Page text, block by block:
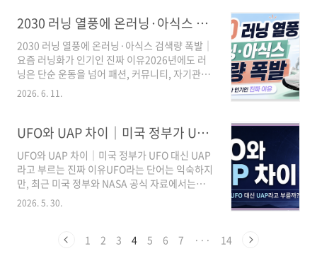
..
선택까지 바뀌고 있습니다.쉽게 말하면 이제 소
비 흐름이 “많이 먹는 소비”에서 “적게 먹고, 더
고르고, 더 관리하는 소비”로 이동하고 있습니
다.3줄 요약첫째, 위고비·마운자로 같은 비만치
료제는 식욕과 포만감에 영향을 주기 때문에 식
품·외식 소비 패턴을 바꿀 수 있습니다.둘째, 간
니다.셋째, 관련 기업을 볼 때는 단순 테마주가 아
니라 실제..
2030 러닝 열풍에 온러닝·아식스 검색량 폭발｜요즘 러닝화가 인기인 진짜 이유
2030 러닝 열풍에 온러닝·아식스 검색량 폭발｜
요즘 러닝화가 인기인 진짜 이유2026년에도 러
닝은 단순 운동을 넘어 패션, 커뮤니티, 자기관리
까지 연결되는 대표 라이프스타일이 되고 있습니
다.3줄 요약첫째, 2026년 러닝 열풍은 2025년보
6개월간 직전 6개월 대비 검색량이 741%, 거래
량이 61% 증가했다고 밝혔습니다.둘째, 온러닝
은 2026년 1분기 아시아태평양 매출 성장과 함
께 한국 시장 모멘텀이 언급될 만큼 프리미엄 러
닝 브랜드로 존재감이 커지고 있습니다.셋째, 아
식스는 2026년 젤-카야노 33 출시를 통해 안정
2026년에도 러닝이 더 뜨고 있을까? ..
2026. 6. 11.
UFO와 UAP 차이｜미국 정부가 UFO 대신 UAP라고 부르는 진짜 이유
UFO와 UAP 차이｜미국 정부가 UFO 대신 UAP
라고 부르는 진짜 이유UFO라는 단어는 익숙하지
만, 최근 미국 정부와 NASA 공식 자료에서는
UAP라는 표현이 더 자주 등장합니다. 그렇다면
미국 정부가 용어를 바꾼 이유, 외계 생명체와의
2026. 5. 30.
1 2 3 4 5 6 7 ··· 14